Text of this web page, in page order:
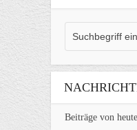
Beiträge von heute